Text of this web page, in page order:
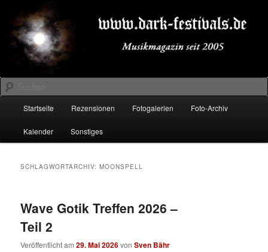
primären
Inhalt
springen
sekundären
Inhalt
springenDARK-FESTIVALS.DE
Suchen
Startseite Rezensionen Fotogalerien Foto-Archiv
Kalender Sonstiges
SCHLAGWORTARCHIV:MOONSPELL
Wave Gotik Treffen 2026 –
Teil 2
Veröffentlicht am29. Mai 2026vonSven Bähr